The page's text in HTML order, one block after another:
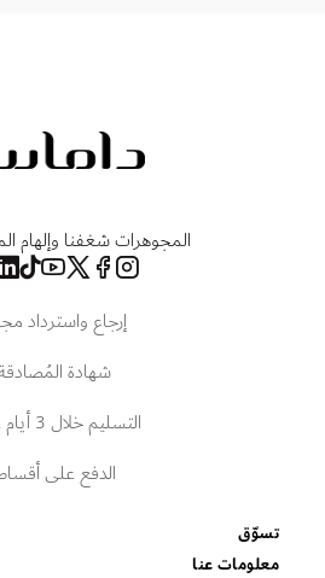
المجوهرات شغفنا وإلهام
إرجاع واسترداد
شهادة
التسليم خلال 3 أيام عمل
الدفع على
تسوّق
قلادات وتعليقات
معلومات عنا